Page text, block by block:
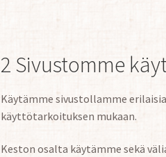
2 Sivustomme
Käytämme sivustollamme
käyttötarkoituksen mukaan.
Keston osalta käytämme sekä